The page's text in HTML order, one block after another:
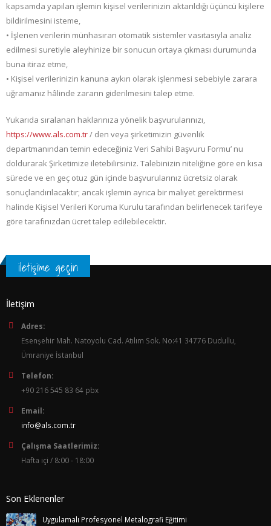
kapsamda yapılan işlemin kişisel verilerinizin aktarıldığı üçüncü kişilere
bildirilmesini isteme,
• İşlenen verilerin münhasıran otomatik sistemler vasıtasıyla analiz
edilmesi suretiyle aleyhinize bir sonucun ortaya çıkması durumunda
buna itiraz etme,
• Kişisel verilerinizin kanuna aykırı olarak işlenmesi sebebiyle zarara
uğramanız hâlinde zararın giderilmesini talep etme.
Yukarıda sıralanan haklarınıza yönelik başvurularınızı,
https://www.als.com.tr/ den veya şirketimizin güvenlik
departmanından temin edeceğiniz Veri Sahibi Başvuru Formu’ nu
doldurarak Şirketimize iletebilirsiniz. Talebinizin niteliğine göre en kısa
sürede ve en geç otuz gün içinde başvurularınız ücretsiz olarak
sonuçlandırılacaktır; ancak işlemin ayrıca bir maliyet gerektirmesi
halinde Kişisel Verileri Koruma Kurulu tarafından belirlenecek tarifeye
göre tarafınızdan ücret talep edilebilecektir.
iletişime geçin
İletişim
Adres:
Esenşehir Mah. Natoyolu Cad. Atılım Sok. No:41 34776 Dudullu,
Ümraniye İstanbul
Telefon:
+90 216 545 83 64 pbx
Email:
info@als.com.tr
Çalışma Saatlerimiz:
Hafta içi / 8:00 - 18:00
Son Eklenenler
Uygulamalı Profesyonel Metalografi Eğitimi